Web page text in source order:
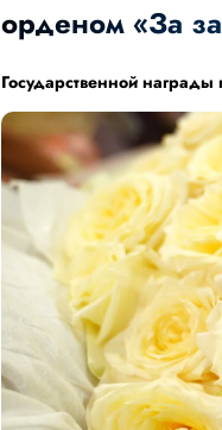
орденом «За
Государственной награды